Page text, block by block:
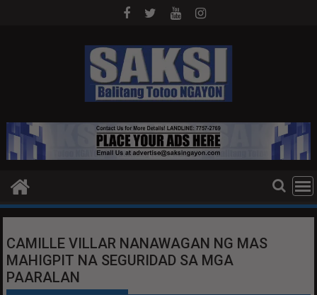
CAMILLE VILLAR NANAWAGAN NG MAS
MAHIGPIT NA SEGURIDAD SA MGA
PAARALAN